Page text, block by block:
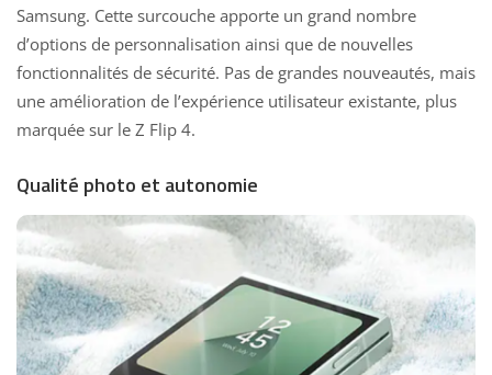
Samsung. Cette surcouche apporte un grand nombre
d’options de personnalisation ainsi que de nouvelles
fonctionnalités de sécurité. Pas de grandes nouveautés, mais
une amélioration de l’expérience utilisateur existante, plus
marquée sur le Z Flip 4.
Qualité photo et autonomie